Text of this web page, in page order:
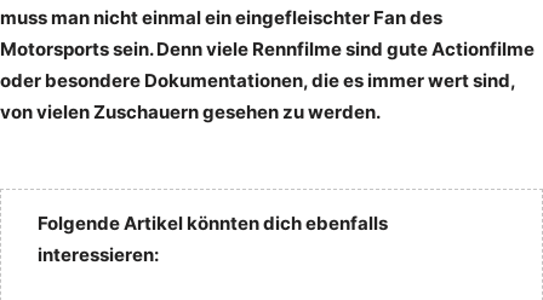
muss man nicht einmal ein eingefleischter Fan des
Motorsports sein. Denn viele Rennfilme sind gute Actionfilme
oder besondere Dokumentationen, die es immer wert sind,
von vielen Zuschauern gesehen zu werden.
Folgende Artikel könnten dich ebenfalls
interessieren: